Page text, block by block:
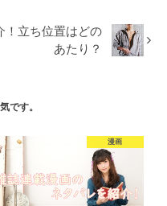
！立ち位置はどの
あたり？
です。
漫画